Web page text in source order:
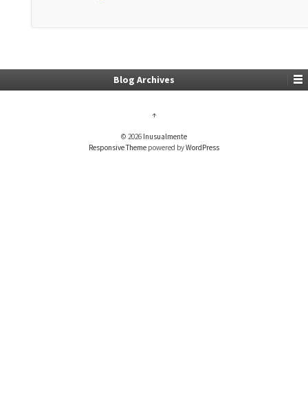
Blog Archives
↑
© 2026 Inusualmente
Responsive Theme powered byWordPress